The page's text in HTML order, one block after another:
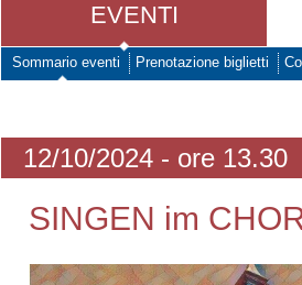
EVENTI
Sommario eventi Prenotazione biglietti
12/10/2024 - ore 13.30
SINGEN im